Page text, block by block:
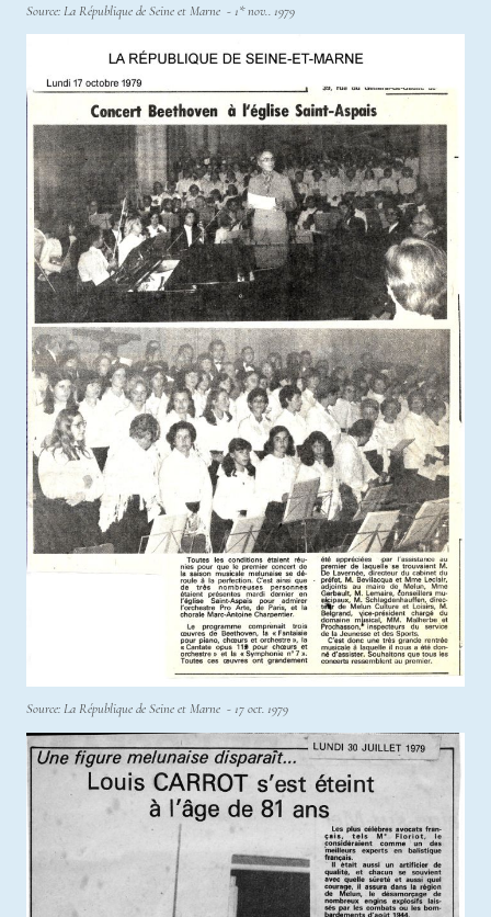
Source: La République de Seine et Marne - 1* nov.. 1979
Source: La République de Seine et Marne - 17 oct. 1979